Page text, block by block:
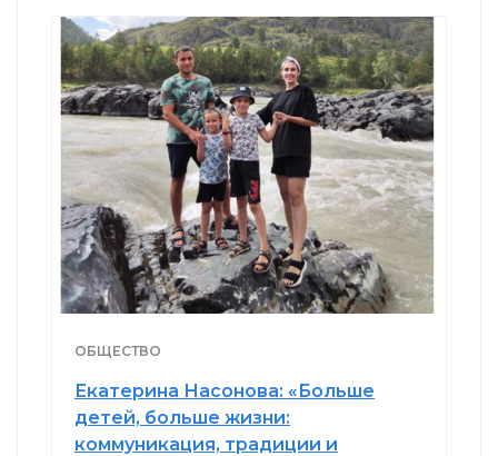
ОБЩЕСТВО
Екатерина Насонова: «Больше
детей, больше жизни:
коммуникация, традиции и